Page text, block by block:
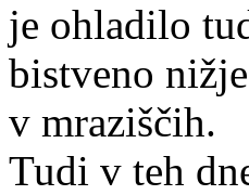
je ohladilo
bistveno
v mraziščih.
Tudi v teh